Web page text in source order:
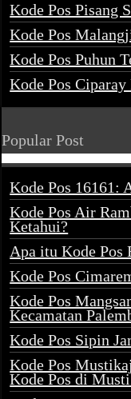
Kode Pos Pisang
Kode Pos
Kode Pos Puhun
Kode Pos
Popular Post
Kode Pos 16161:
Kode Pos Air
Ketahui?
Apa itu Kode Pos
Kode Pos
Kode Pos
Kecamatan
Kode Pos Sipin
Kode Pos
Kode Pos di